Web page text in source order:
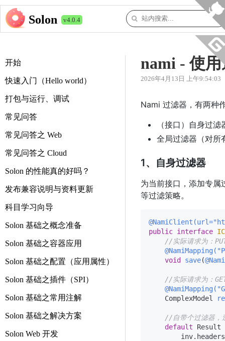
Solon v4.0.4
开始
快速入门（Hello world）
打包与运行、调试
常见问答
常见问答之 Web
常见问答之 Cloud
Solon 的性能真的好吗？
发布兼容说明与资料更新
科目学习向导
Solon 基础之概念准备
Solon 基础之容器应用
Solon 基础之配置（应用属性）
Solon 基础之插件（SPI）
Solon 基础之常用注解
Solon 基础之解决方案
Solon Web 开发
nami - 使
2026年4月13日 上午9:54:03
Nami 过滤器，有两种
（接口）自身过
全局过滤器（对所
1、自身过滤器
为当前接口，添加专
等过滤策略。
public interface
//实际请求为：
void
save(
//实际请求为：
    ComplexModel
//自带个过滤器
default Result